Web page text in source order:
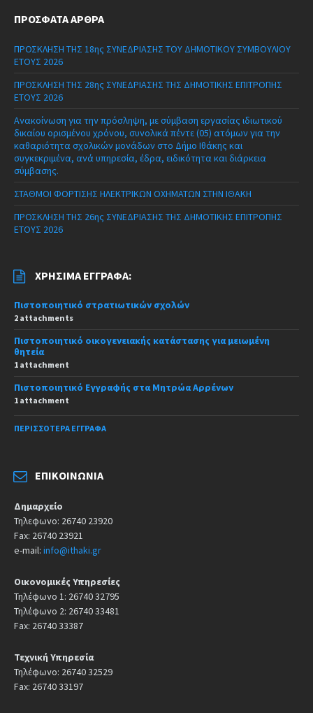
ΠΡΌΣΦΑΤΑ ΆΡΘΡΑ
ΠΡΟΣΚΛΗΣΗ ΤΗΣ 18ης ΣΥΝΕΔΡΙΑΣΗΣ ΤΟΥ ΔΗΜΟΤΙΚΟΥ ΣΥΜΒΟΥΛΙΟΥ
ΕΤΟΥΣ 2026
ΠΡΟΣΚΛΗΣΗ ΤΗΣ 28ης ΣΥΝΕΔΡΙΑΣΗΣ ΤΗΣ ΔΗΜΟΤΙΚΗΣ ΕΠΙΤΡΟΠΗΣ
ΕΤΟΥΣ 2026
Ανακοίνωση για την πρόσληψη, με σύμβαση εργασίας ιδιωτικού
δικαίου ορισμένου χρόνου, συνολικά πέντε (05) ατόμων για την
καθαριότητα σχολικών μονάδων στο Δήμο Ιθάκης και
συγκεκριμένα, ανά υπηρεσία, έδρα, ειδικότητα και διάρκεια
σύμβασης.
ΣΤΑΘΜΟΙ ΦΟΡΤΙΣΗΣ ΗΛΕΚΤΡΙΚΩΝ ΟΧΗΜΑΤΩΝ ΣΤΗΝ ΙΘΑΚΗ
ΠΡΟΣΚΛΗΣΗ ΤΗΣ 26ης ΣΥΝΕΔΡΙΑΣΗΣ ΤΗΣ ΔΗΜΟΤΙΚΗΣ ΕΠΙΤΡΟΠΗΣ
ΕΤΟΥΣ 2026
ΧΡΉΣΙΜΑ ΈΓΓΡΑΦΑ:
Πιστοποιητικό στρατιωτικών σχολών
2 attachments
Πιστοποιητικό οικογενειακής κατάστασης για μειωμένη
θητεία
1 attachment
Πιστοποιητικό Εγγραφής στα Μητρώα Αρρένων
1 attachment
ΠΕΡΙΣΣΌΤΕΡΑ ΈΓΓΡΑΦΑ
ΕΠΙΚΟΙΝΩΝΊΑ
Δημαρχείο
Τηλεφωνο: 26740 23920
Fax: 26740 23921
e-mail: info@ithaki.gr
Οικονομικές Υπηρεσίες
Τηλέφωνο 1: 26740 32795
Τηλέφωνο 2: 26740 33481
Fax: 26740 33387
Τεχνική Υπηρεσία
Τηλέφωνο: 26740 32529
Fax: 26740 33197